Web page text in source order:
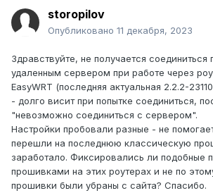
storopilov
Опубликовано 11 декабря, 2023
Здравствуйте, нe получается соединиться
удаленным сервером при работе через
EasyWRT (последняя актуальная 2.2.2-
- долго висит при попытке соединиться,
"невозможно соединиться с сервером".
Настройки пробовали разные - не
перешли на последнюю классическую
заработало. Фиксировались ли подобные
прошивками на этих роутерах и не по
прошивки были убраны с сайта? Спасибо.